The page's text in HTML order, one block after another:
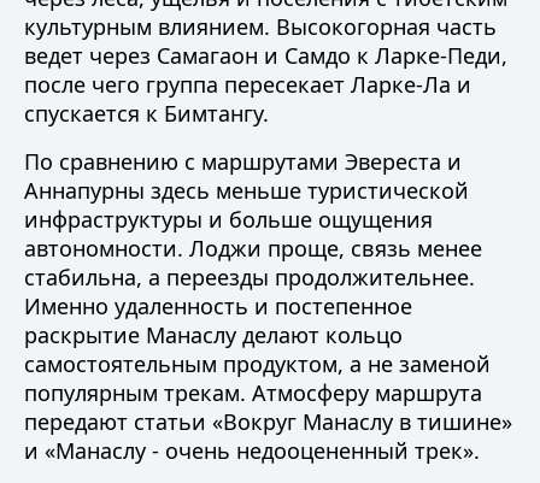
культурным влиянием. Высокогорная часть
ведет через Самагаон и Самдо к Ларке-Педи,
после чего группа пересекает Ларке-Ла и
спускается к Бимтангу.
По сравнению с маршрутами Эвереста и
Аннапурны здесь меньше туристической
инфраструктуры и больше ощущения
автономности. Лоджи проще, связь менее
стабильна, а переезды продолжительнее.
Именно удаленность и постепенное
раскрытие Манаслу делают кольцо
самостоятельным продуктом, а не заменой
популярным трекам. Атмосферу маршрута
передают статьи «Вокруг Манаслу в тишине»
и «Манаслу - очень недооцененный трек».